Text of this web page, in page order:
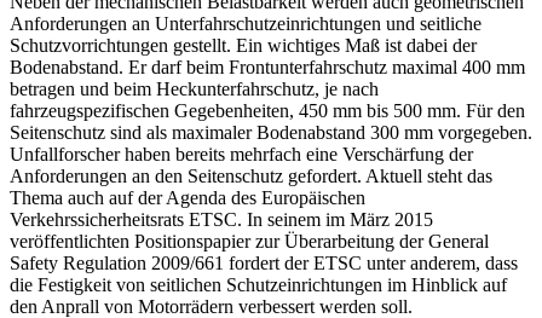
Anforderungen an Unterfahrschutzeinrichtungen und seitliche
Schutzvorrichtungen gestellt. Ein wichtiges Maß ist dabei der
Bodenabstand. Er darf beim Frontunterfahrschutz maximal 400 mm
betragen und beim Heckunterfahrschutz, je nach
fahrzeugspezifischen Gegebenheiten, 450 mm bis 500 mm. Für den
Seitenschutz sind als maximaler Bodenabstand 300 mm vorgegeben.
Unfallforscher haben bereits mehrfach eine Verschärfung der
Anforderungen an den Seitenschutz gefordert. Aktuell steht das
Thema auch auf der Agenda des Europäischen
Verkehrssicherheitsrats ETSC. In seinem im März 2015
veröffentlichten Positionspapier zur Überarbeitung der General
Safety Regulation 2009/661 fordert der ETSC unter anderem, dass
die Festigkeit von seitlichen Schutzeinrichtungen im Hinblick auf
den Anprall von Motorrädern verbessert werden soll.